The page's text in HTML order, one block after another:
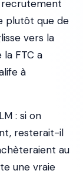
recrutement
plutôt que de
vers la
FTC a
à
: si on
resterait-il
au
une vraie